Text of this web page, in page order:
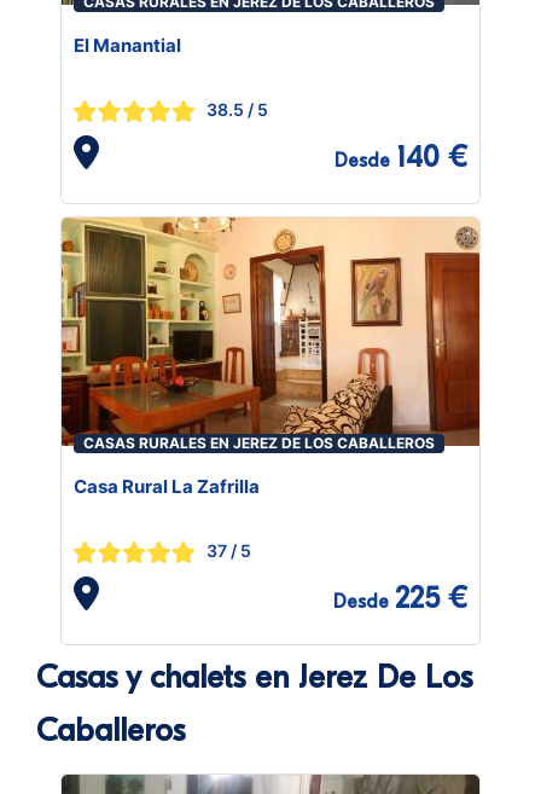
El Manantial
38.5 / 5
Desde 140 €
CASAS RURALES EN JEREZ DE LOS CABALLEROS
Casa Rural La Zafrilla
37 / 5
Desde 225 €
Casas y chalets en Jerez De Los
Caballeros